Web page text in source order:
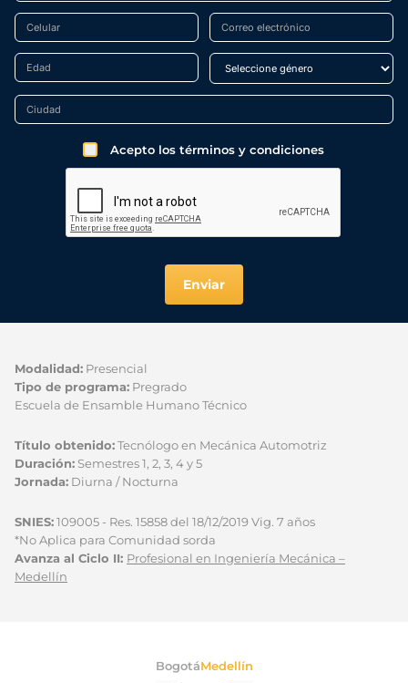
Acepto los términos y condiciones
Enviar
Modalidad: Presencial
Tipo de programa: Pregrado
Escuela de Ensamble Humano Técnico
Título obtenido:Tecnólogo en Mecánica Automotriz
Duración: Semestres 1, 2, 3, 4 y 5
Jornada: Diurna / Nocturna
SNIES:109005 - Res. 15858 del 18/12/2019 Vig. 7 años
*No Aplica para Comunidad sorda
Avanza al Ciclo II: Profesional en Ingeniería Mecánica –
Medellín
BogotáMedellín